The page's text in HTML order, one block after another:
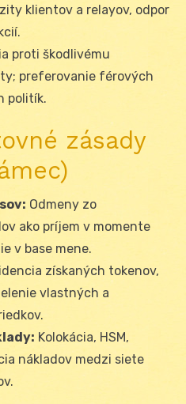
klientov a relayov, odpor
proti škodlivému
preferovanie férových
politík.
zásady
Odmeny zo
ako príjem v momente
v base mene.
získaných tokenov,
vlastných a
Kolokácia, HSM,
nákladov medzi siete